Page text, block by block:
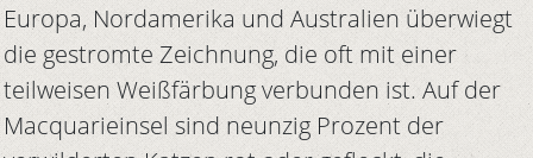
Europa, Nordamerika und Australien überwiegt
die gestromte Zeichnung, die oft mit einer
teilweisen Weißfärbung verbunden ist. Auf der
Macquarieinsel sind neunzig Prozent der